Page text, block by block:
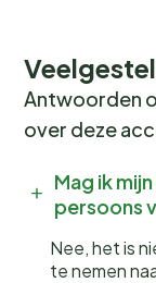
Antwoorden
over deze
Mag ik
persoons
Nee, het is
te nemen